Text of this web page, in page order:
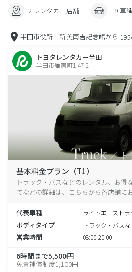
2 レンタカー店舗 19 車
半田市役所 新美南吉記念館から
トヨタレンタカー半田
半田市雁宿町1-47-2
基本料金プラン（T1）
トラック・バスなどのレンタル、お得
てなどの詳細は、こちらから各店舗に
代表車種 ライトエースト
ボディタイプ トラック・バス
営業時間 08:00-20:00
6時間まで5,500円
免責補償制度1,100円